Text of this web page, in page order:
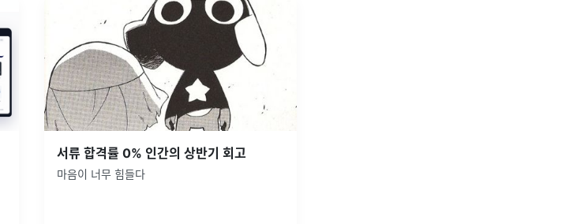
서류 합격률 0% 인간의 상반기 회고
마음이 너무 힘들다